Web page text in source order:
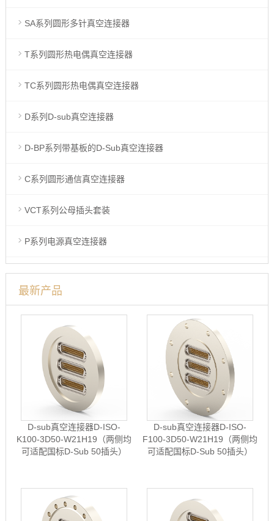
SA系列圆形多针真空连接器
T系列圆形热电偶真空连接器
TC系列圆形热电偶真空连接器
D系列D-sub真空连接器
D-BP系列带基板的D-Sub真空连接器
C系列圆形通信真空连接器
VCT系列公母插头套装
P系列电源真空连接器
最新产品
D-sub真空连接器D-ISO-
K100-3D50-W21H19（两侧均
可适配国标D-Sub 50插头）
D-sub真空连接器D-ISO-
F100-3D50-W21H19（两侧均
可适配国标D-Sub 50插头）